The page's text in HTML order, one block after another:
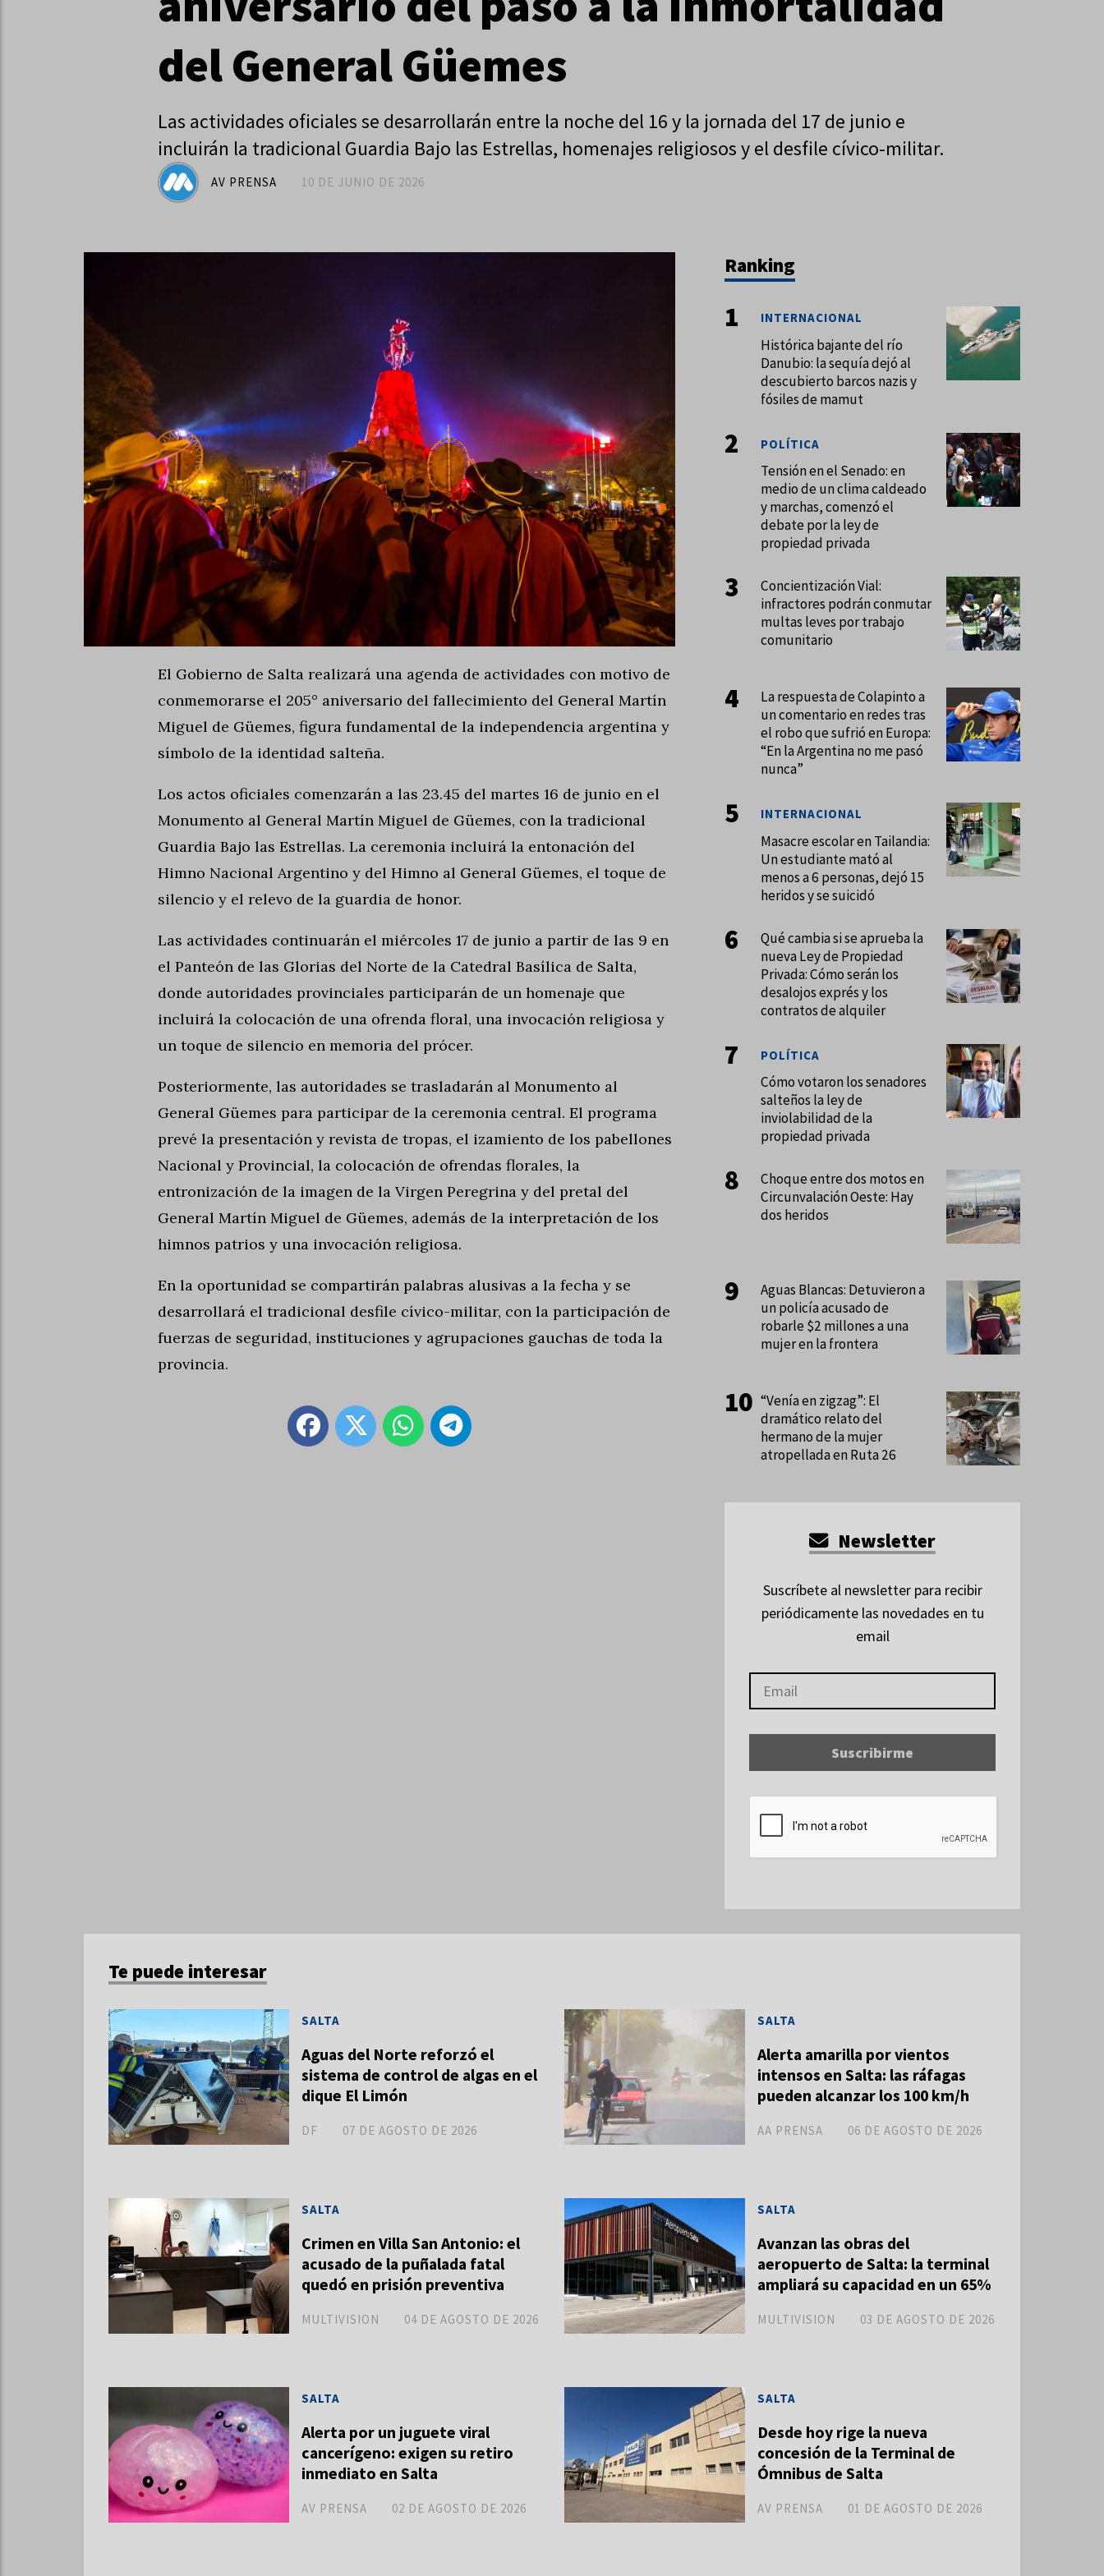
del General Güemes
Las actividades oficiales se desarrollarán entre la noche del 16 y la jornada del 17 de junio e
incluirán la tradicional Guardia Bajo las Estrellas, homenajes religiosos y el desfile cívico-militar.
10 DE JUNIO DE 2026
AV PRENSA
El Gobierno de Salta realizará una agenda de actividades con motivo de
conmemorarse el 205° aniversario del fallecimiento del General Martín
Miguel de Güemes, figura fundamental de la independencia argentina y
símbolo de la identidad salteña.
Los actos oficiales comenzarán a las 23.45 del martes 16 de junio en el
Monumento al General Martín Miguel de Güemes, con la tradicional
Guardia Bajo las Estrellas. La ceremonia incluirá la entonación del
Himno Nacional Argentino y del Himno al General Güemes, el toque de
silencio y el relevo de la guardia de honor.
Las actividades continuarán el miércoles 17 de junio a partir de las 9 en
el Panteón de las Glorias del Norte de la Catedral Basílica de Salta,
donde autoridades provinciales participarán de un homenaje que
incluirá la colocación de una ofrenda floral, una invocación religiosa y
un toque de silencio en memoria del prócer.
Posteriormente, las autoridades se trasladarán al Monumento al
General Güemes para participar de la ceremonia central. El programa
prevé la presentación y revista de tropas, el izamiento de los pabellones
Nacional y Provincial, la colocación de ofrendas florales, la
entronización de la imagen de la Virgen Peregrina y del pretal del
General Martín Miguel de Güemes, además de la interpretación de los
himnos patrios y una invocación religiosa.
En la oportunidad se compartirán palabras alusivas a la fecha y se
desarrollará el tradicional desfile cívico-militar, con la participación de
fuerzas de seguridad, instituciones y agrupaciones gauchas de toda la
provincia.
Te puede interesar
Aguas del Norte reforzó el
sistema de control de algas en el
dique El Limón
DF
SALTA
07 DE AGOSTO DE 2026
Alerta amarilla por vientos
intensos en Salta: las ráfagas
pueden alcanzar los 100 km/h
AA PRENSA
SALTA
06 DE AGOSTO DE 2026
Crimen en Villa San Antonio: el
acusado de la puñalada fatal
quedó en prisión preventiva
MULTIVISION
SALTA
04 DE AGOSTO DE 2026
Avanzan las obras del
aeropuerto de Salta: la terminal
ampliará su capacidad en un 65%
MULTIVISION
SALTA
03 DE AGOSTO DE 2026
Alerta por un juguete viral
cancerígeno: exigen su retiro
inmediato en Salta
AV PRENSA
SALTA
02 DE AGOSTO DE 2026
Desde hoy rige la nueva
concesión de la Terminal de
Ómnibus de Salta
AV PRENSA
SALTA
01 DE AGOSTO DE 2026
Ranking
Histórica bajante del río
Danubio: la sequía dejó al
descubierto barcos nazis y
fósiles de mamut
INTERNACIONAL
Tensión en el Senado: en
medio de un clima caldeado
y marchas, comenzó el
debate por la ley de
propiedad privada
POLÍTICA
Concientización Vial:
infractores podrán conmutar
multas leves por trabajo
comunitario
La respuesta de Colapinto a
un comentario en redes tras
el robo que sufrió en Europa:
“En la Argentina no me pasó
nunca”
Masacre escolar en Tailandia:
Un estudiante mató al
menos a 6 personas, dejó 15
heridos y se suicidó
INTERNACIONAL
Qué cambia si se aprueba la
nueva Ley de Propiedad
Privada: Cómo serán los
desalojos exprés y los
contratos de alquiler
Cómo votaron los senadores
salteños la ley de
inviolabilidad de la
propiedad privada
POLÍTICA
Choque entre dos motos en
Circunvalación Oeste: Hay
dos heridos
Aguas Blancas: Detuvieron a
un policía acusado de
robarle $2 millones a una
mujer en la frontera
“Venía en zigzag”: El
dramático relato del
hermano de la mujer
atropellada en Ruta 26
Newsletter
Suscríbete al newsletter para recibir
periódicamente las novedades en tu
email
Suscribirme